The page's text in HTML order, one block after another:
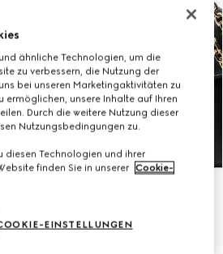
ähnliche Technologien, um die
zu verbessern, die Nutzung der
bei unseren Marketingaktivitäten zu
ermöglichen, unsere Inhalte auf Ihren
Durch die weitere Nutzung dieser
Nutzungsbedingungen zu.
diesen Technologien und ihrer
finden Sie in unserer Cookie-
EINSTELLUNGEN